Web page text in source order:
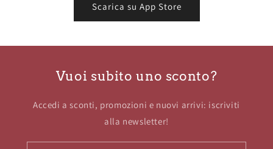
Scarica su App Store
Vuoi subito uno sconto?
Accedi a sconti, promozioni e nuovi arrivi: iscriviti
alla newsletter!